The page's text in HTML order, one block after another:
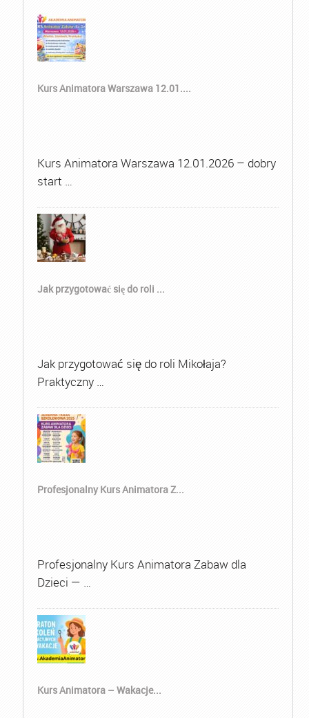
Kurs Animatora Warszawa 12.01....
Kurs Animatora Warszawa 12.01.2026 – dobry
start …
Jak przygotować się do roli ...
Jak przygotować się do roli Mikołaja?
Praktyczny …
Profesjonalny Kurs Animatora Z...
Profesjonalny Kurs Animatora Zabaw dla
Dzieci — …
Kurs Animatora – Wakacje...